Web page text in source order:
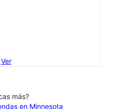
Ver
más?
en Minnesota